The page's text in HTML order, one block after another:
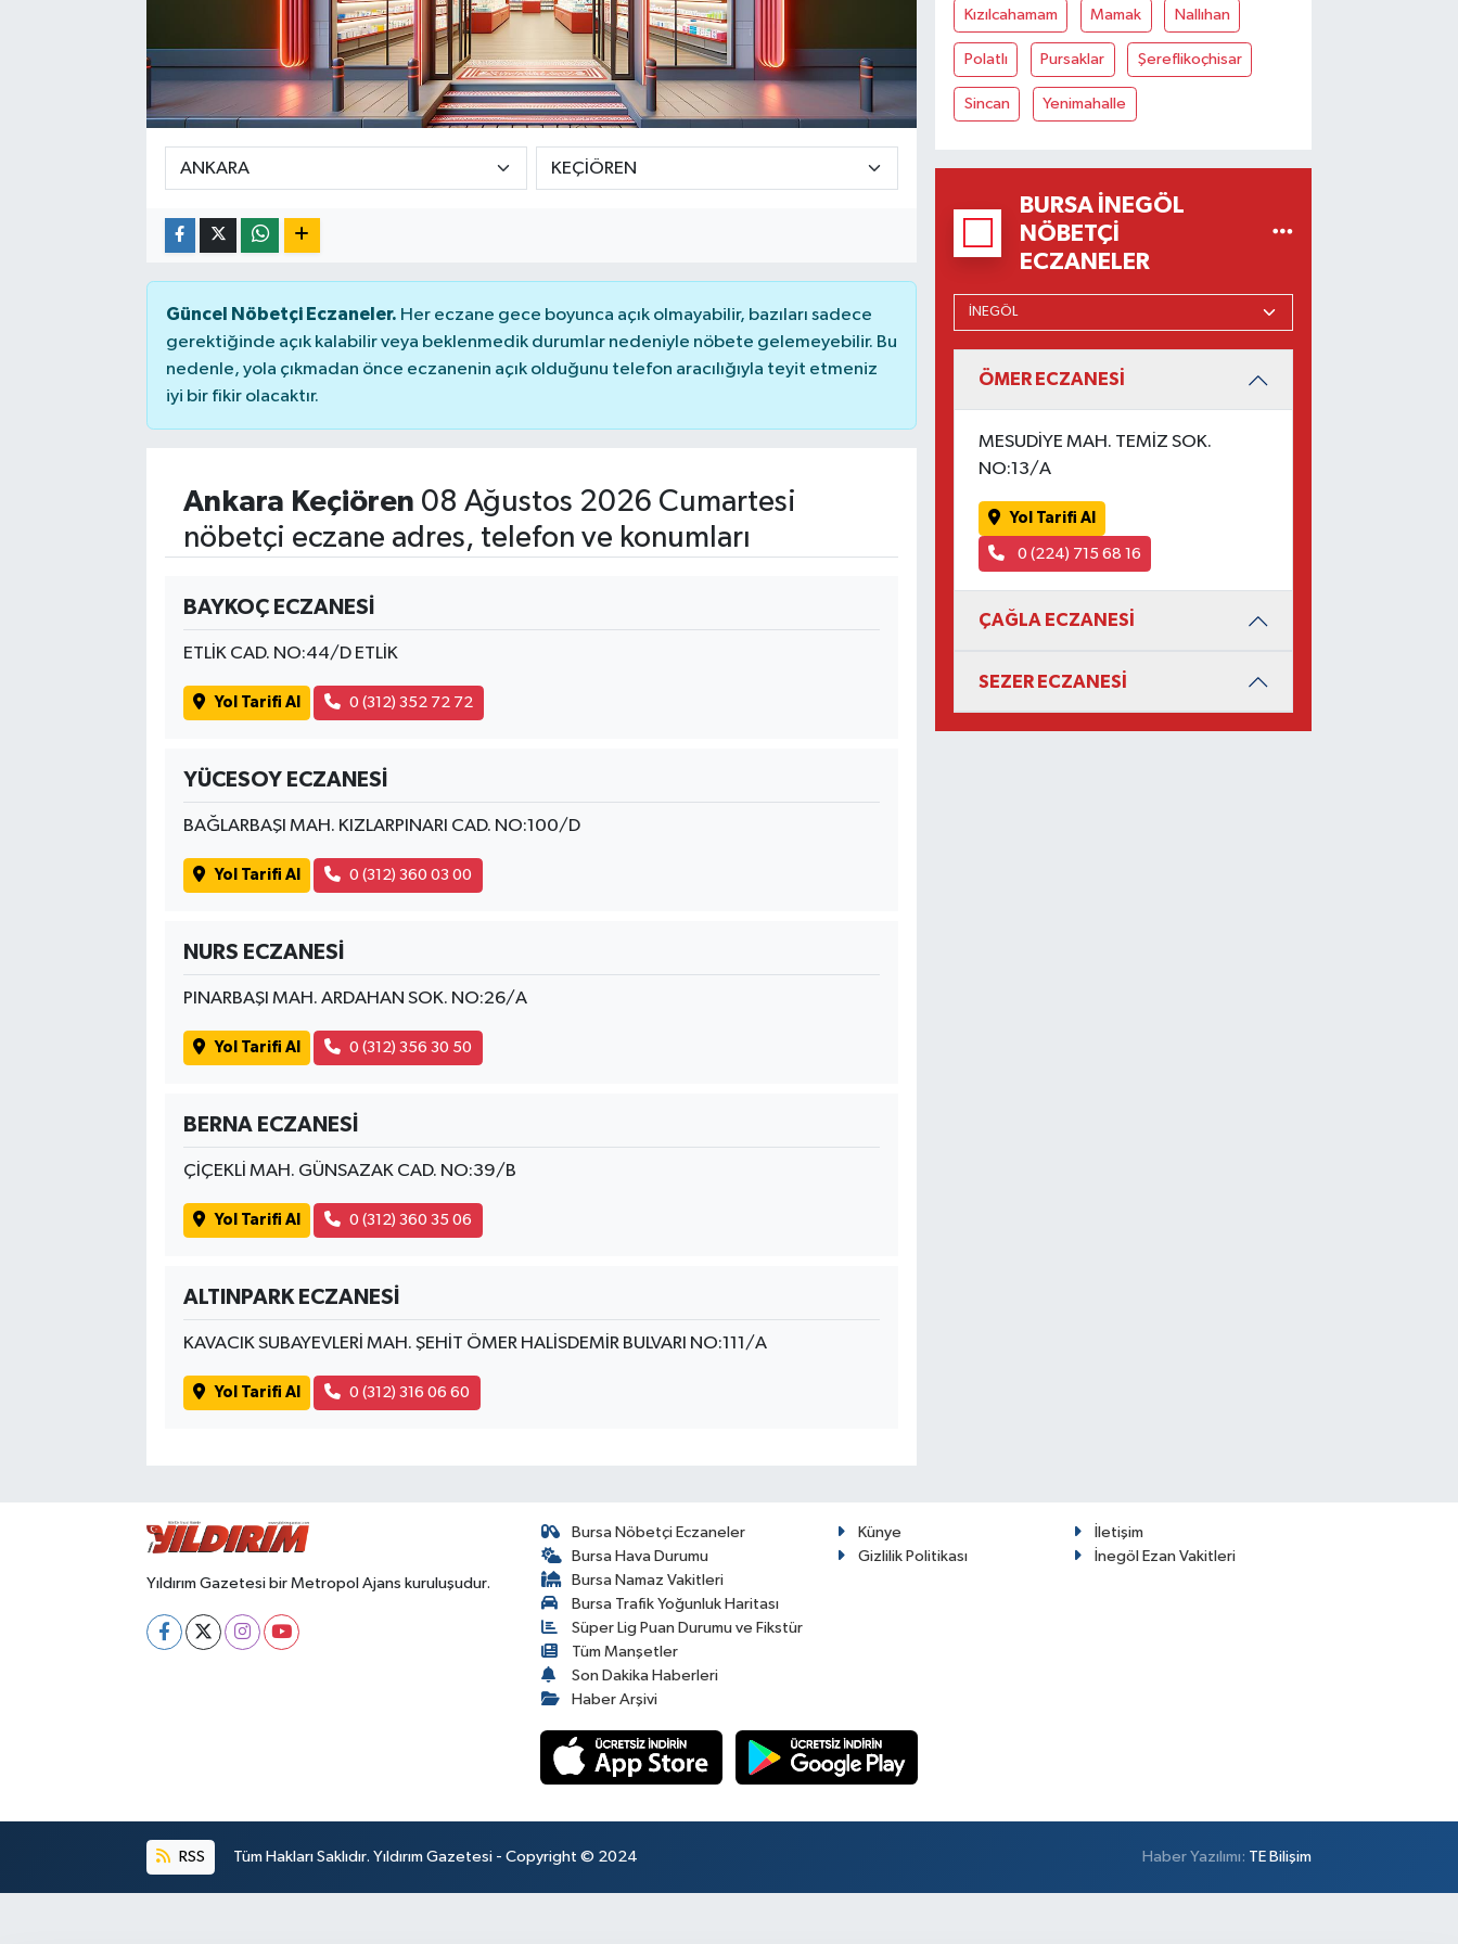
Güncel Nöbetçi Eczaneler. Her eczane gece boyunca açık olmayabilir, bazıları sadece
gerektiğinde açık kalabilir veya beklenmedik durumlar nedeniyle nöbete gelemeyebilir. Bu
nedenle, yola çıkmadan önce eczanenin açık olduğunu telefon aracılığıyla teyit etmeniz
iyi bir fikir olacaktır.
Ankara Keçiören 08 Ağustos 2026 Cumartesi
nöbetçi eczane adres, telefon ve konumları
BAYKOÇ ECZANESİ
ETLİK CAD. NO:44/D ETLİK
Yol Tarifi Al 0 (312) 352 72 72
YÜCESOY ECZANESİ
BAĞLARBAŞI MAH. KIZLARPINARI CAD. NO:100/D
Yol Tarifi Al 0 (312) 360 03 00
NURS ECZANESİ
PINARBAŞI MAH. ARDAHAN SOK. NO:26/A
Yol Tarifi Al 0 (312) 356 30 50
BERNA ECZANESİ
ÇİÇEKLİ MAH. GÜNSAZAK CAD. NO:39/B
Yol Tarifi Al 0 (312) 360 35 06
ALTINPARK ECZANESİ
KAVACIK SUBAYEVLERİ MAH. ŞEHİT ÖMER HALİSDEMİR BULVARI NO:111/A
Yol Tarifi Al 0 (312) 316 06 60
Kızılcahamam Mamak Nallıhan
Polatlı Pursaklar Şereflikoçhisar
Sincan Yenimahalle
BURSA İNEGÖL
NÖBETÇI
ECZANELER
ÖMER ECZANESİ
MESUDİYE MAH. TEMİZ SOK.
NO:13/A
Yol Tarifi Al
0 (224) 715 68 16
ÇAĞLA ECZANESİ
SEZER ECZANESİ
Yıldırım Gazetesi bir Metropol Ajans kuruluşudur.
Bursa Nöbetçi Eczaneler
Bursa Hava Durumu
Bursa Namaz Vakitleri
Bursa Trafik Yoğunluk Haritası
Süper Lig Puan Durumu ve Fikstür
Tüm Manşetler
Son Dakika Haberleri
Haber Arşivi
Künye
İletişim
Gizlilik Politikası
İnegöl Ezan Vakitleri
RSS Tüm Hakları Saklıdır. Yıldırım Gazetesi - Copyright © 2024 Haber Yazılımı: TE Bilişim